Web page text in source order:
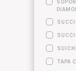
TAPA